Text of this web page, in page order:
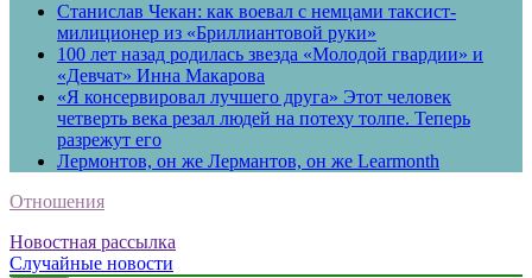
Станислав Чекан: как воевал с немцами таксист-
милиционер из «Бриллиантовой руки»
100 лет назад родилась звезда «Молодой гвардии» и
«Девчат» Инна Макарова
«Я консервировал лучшего друга» Этот человек
четверть века резал людей на потеху толпе. Теперь
разрежут его
Лермонтов, он же Лермантов, он же Learmonth
Отношения
Новостная рассылка
Случайные новости